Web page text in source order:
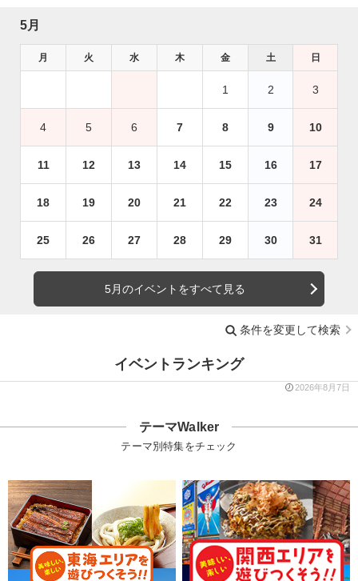
5月
月 火 水 木 金 土 日
1 2 3
4 5 6 7 8 9 10
11 12 13 14 15 16 17
18 19 20 21 22 23 24
25 26 27 28 29 30 31
5月のイベントをすべて見る
条件を変更して検索
イベントランキング
2026年8月7日
テーマWalker
テーマ別特集をチェック